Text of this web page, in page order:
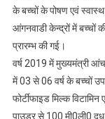
के बच्चों के पोषण एवं
आंगनवाडी केन्द्रों में बच्चों
प्रारम्भ की गई।
वर्ष 2019 में मुख्यमंत्री
में 03 से 06 वर्ष के बच्चों
फोर्टीफाइड मिल्क
पाउडर से 100 मी0ली0